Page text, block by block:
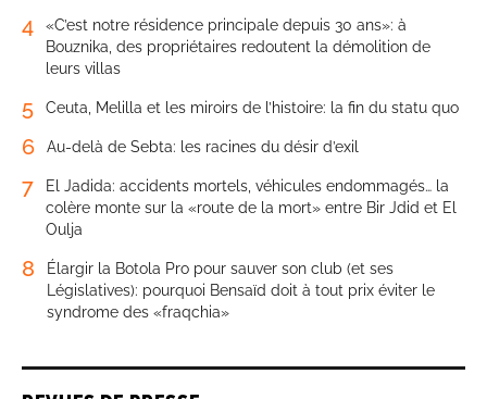
4
«C’est notre résidence principale depuis 30 ans»: à
Bouznika, des propriétaires redoutent la démolition de
leurs villas
5 Ceuta, Melilla et les miroirs de l’histoire: la fin du statu quo
6 Au-delà de Sebta: les racines du désir d’exil
7
El Jadida: accidents mortels, véhicules endommagés… la
colère monte sur la «route de la mort» entre Bir Jdid et El
Oulja
8
Élargir la Botola Pro pour sauver son club (et ses
Législatives): pourquoi Bensaïd doit à tout prix éviter le
syndrome des «fraqchia»